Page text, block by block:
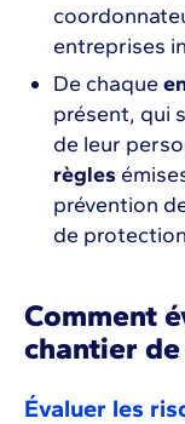
entreprises
De chaque
présent, qui
de leur
règles
prévention
de
Comment
chantier
Évaluer les